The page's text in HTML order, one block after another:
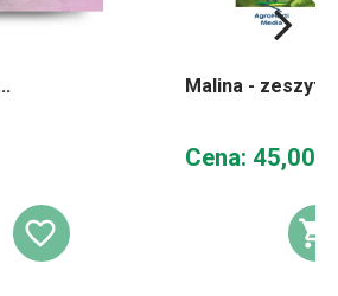
DO KOSZYKA
DODAJ DO
Malina - zeszyt
Cena
Cena: 45,00